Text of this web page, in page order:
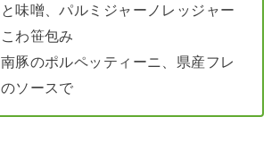
と味噌、パルミジャーノレッジャー
わ笹包み
南豚のポルペッティーニ、県産フレ
ソースで